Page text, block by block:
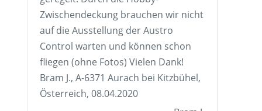
Zwischendeckung brauchen wir nicht
auf die Ausstellung der Austro
Control warten und können schon
fliegen (ohne Fotos) Vielen Dank!
Bram J., A-6371 Aurach bei Kitzbühel,
Österreich, 08.04.2020